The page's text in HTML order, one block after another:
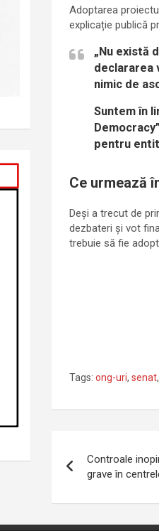
Adoptarea
explicație publică
„Nu există
declararea
nimic de
Suntem în
pentru
Ce urmează
Deși a trecut de
dezbateri și vot
trebuie să fie
Tags: ong-uri, senat,
în
articole
Controale
grave în